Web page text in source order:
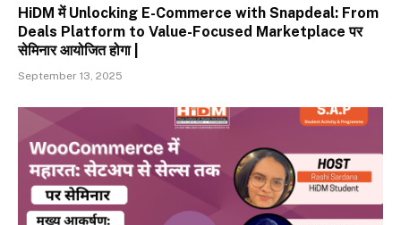
HiDM में Unlocking E-Commerce with Snapdeal: From
Deals Platform to Value-Focused Marketplace पर
सेमिनार आयोजित होगा |
September 13, 2025